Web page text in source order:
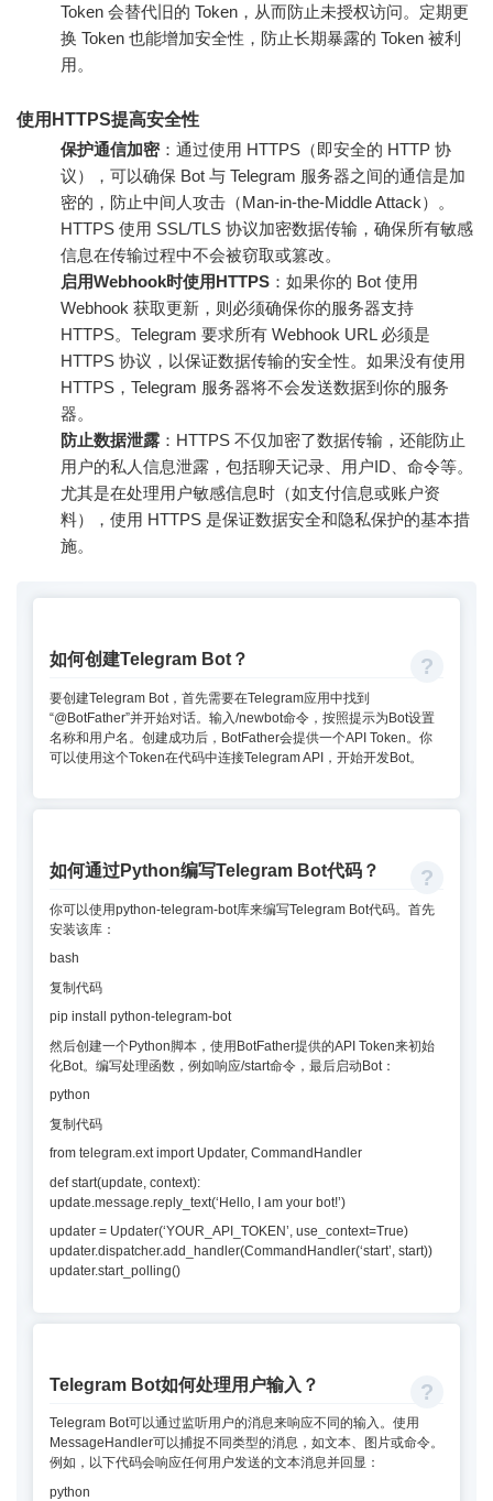
Token 会替代旧的 Token，从而防止未授权访问。定期更
换 Token 也能增加安全性，防止长期暴露的 Token 被利
用。
使用HTTPS提高安全性
保护通信加密：通过使用 HTTPS（即安全的 HTTP 协
议），可以确保 Bot 与 Telegram 服务器之间的通信是加
密的，防止中间人攻击（Man-in-the-Middle Attack）。
HTTPS 使用 SSL/TLS 协议加密数据传输，确保所有敏感
信息在传输过程中不会被窃取或篡改。
启用Webhook时使用HTTPS ：如果你的 Bot 使用
Webhook 获取更新，则必须确保你的服务器支持
HTTPS。Telegram 要求所有 Webhook URL 必须是
HTTPS 协议，以保证数据传输的安全性。如果没有使用
HTTPS，Telegram 服务器将不会发送数据到你的服务
器。
防止数据泄露 ：HTTPS 不仅加密了数据传输，还能防止
用户的私人信息泄露，包括聊天记录、用户ID、命令等。
尤其是在处理用户敏感信息时（如支付信息或账户资
料），使用 HTTPS 是保证数据安全和隐私保护的基本措
施。
如何创建Telegram Bot？
要创建Telegram Bot，首先需要在Telegram应用中找到
“@BotFather”并开始对话。输入/newbot命令，按照提示为Bot设置
名称和用户名。创建成功后，BotFather会提供一个API Token。你
可以使用这个Token在代码中连接Telegram API，开始开发Bot。
如何通过Python编写Telegram Bot代码？
你可以使用python-telegram-bot库来编写Telegram Bot代码。首先
安装该库：
bash
复制代码
pip install python-telegram-bot
然后创建一个Python脚本，使用BotFather提供的API Token来初始
化Bot。编写处理函数，例如响应/start命令，最后启动Bot：
python
复制代码
from telegram.ext import Updater, CommandHandler
def start(update, context):
update.message.reply_text(‘Hello, I am your bot!’)
updater = Updater(‘YOUR_API_TOKEN’, use_context=True)
updater.dispatcher.add_handler(CommandHandler(‘start’, start))
updater.start_polling()
Telegram Bot如何处理用户输入？
Telegram Bot可以通过监听用户的消息来响应不同的输入。使用
MessageHandler可以捕捉不同类型的消息，如文本、图片或命令。
例如，以下代码会响应任何用户发送的文本消息并回显：
python